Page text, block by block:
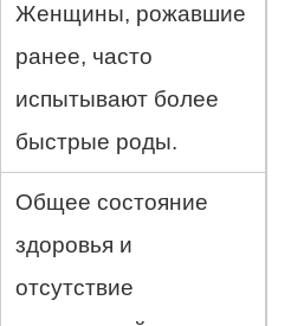
Женщины, рожавшие
ранее, часто
испытывают более
быстрые роды.
Общее состояние
здоровья и
отсутствие